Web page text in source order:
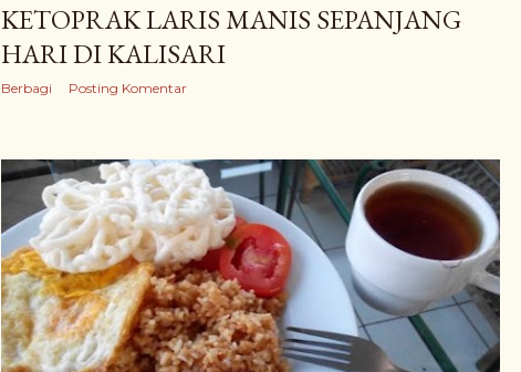
KETOPRAK LARIS MANIS SEPANJANG
HARI DI KALISARI
Berbagi Posting Komentar